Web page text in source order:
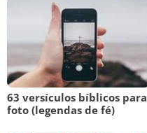
63 versículos bíblicos para
foto (legendas de fé)